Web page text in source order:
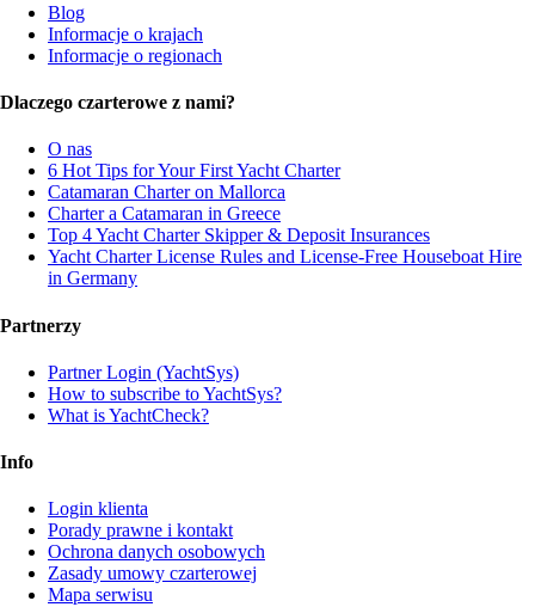
Blog
Informacje o krajach
Informacje o regionach
Dlaczego czarterowe z nami?
O nas
6 Hot Tips for Your First Yacht Charter
Catamaran Charter on Mallorca
Charter a Catamaran in Greece
Top 4 Yacht Charter Skipper & Deposit Insurances
Yacht Charter License Rules and License-Free Houseboat Hire
in Germany
Partnerzy
Partner Login (YachtSys)
How to subscribe to YachtSys?
What is YachtCheck?
Info
Login klienta
Porady prawne i kontakt
Ochrona danych osobowych
Zasady umowy czarterowej
Mapa serwisu